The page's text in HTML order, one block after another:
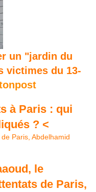
un "jardin du
victimes du 13-
à Paris : qui
? <
le
de Paris,